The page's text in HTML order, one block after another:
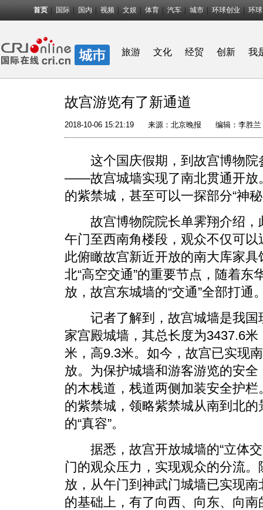
首页 国际 国内 视频 文娱 体育 汽车 城市 环球创业 环
旅游 文化 经贸 创新 我
故宫游览有了新通道
2018-10-06 15:21:19 来源： 北京晚报 编辑：李胜兰
这个国庆假期，到故宫博物院
——故宫城墙实现了南北贯通开放
的紫禁城，甚至可以一探部分“神
故宫博物院院长单霁翔介绍，
午门至西南角楼段，观众不仅可
此俯瞰故宫新近开放的南大库家
北“高空交通”的重要节点，随着
放，故宫东城墙的“交通”全部打通
记者了解到，故宫城墙是我国
家宫殿城墙，其总长度为3437.6
米，高9.3米。如今，故宫已实现
放。为保护城墙和游客游览的安
的木栈道，栈道两侧加装安全护
的紫禁城，领略紫禁城从南到北
的“真容”。
据悉，故宫开放城墙的“立体交
门的观众压力，实现观众的分流
放，从午门到神武门城墙已实现
的基础上，有了向西、向东、向南